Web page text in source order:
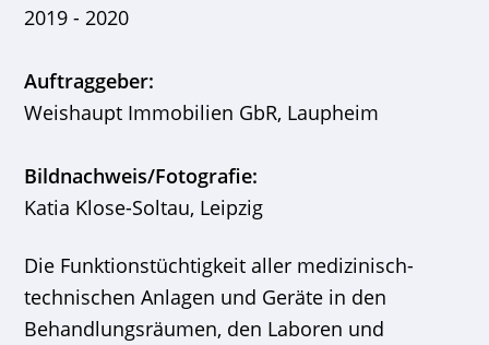
2019 - 2020
Auftraggeber:
Weishaupt Immobilien GbR, Laupheim
Bildnachweis/Fotografie:
Katia Klose-Soltau, Leipzig
Die Funktionstüchtigkeit aller medizinisch-
technischen Anlagen und Geräte in den
Behandlungsräumen, den Laboren und